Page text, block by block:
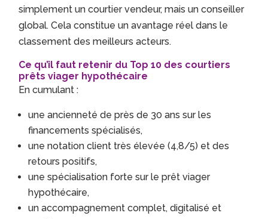
simplement un courtier vendeur, mais un conseiller
global. Cela constitue un avantage réel dans le
classement des meilleurs acteurs.
Ce qu’il faut retenir du Top 10 des courtiers
prêts viager hypothécaire
En cumulant :
une ancienneté de près de 30 ans sur les
financements spécialisés,
une notation client très élevée (4,8/5) et des
retours positifs,
une spécialisation forte sur le prêt viager
hypothécaire,
un accompagnement complet, digitalisé et